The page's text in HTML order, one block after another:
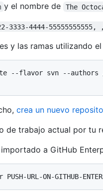
y el nombre de The
3333-4444-
y las ramas utilizando
flavor svn --authors /
crea un nuevo
de trabajo actual por tu
a GitHub